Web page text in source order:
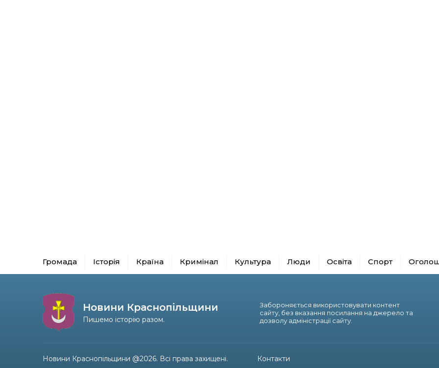
Громада Історія Країна Кримінал Культура Люди Освіта Спорт
Новини Краснопільщини
Пишемо історію разом.
Забороняється використовувати контент
сайту, без вказання посилання на джерело та
дозволу адміністрації сайту.
Новини Краснопільщини @2026. Всі права захищені. Контакти